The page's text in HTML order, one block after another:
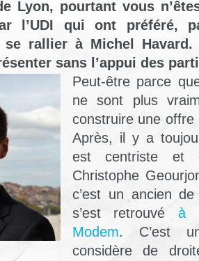
Lyon, pourtant vous
l’UDI qui ont préféré,
se rallier à Michel
sans l’appui des
Peut-être parce
ne sont plus
construire une
Après, il y a
est centriste et
Christophe
c’est un ancien
s’est retrouvéà
Modem. C’est
considère de